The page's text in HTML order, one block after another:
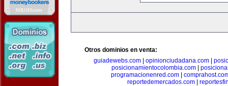
Otros dominios en venta:
guiadewebs.com
opinionciudadana.com
posicionamientocolombia.com|
programacionenred.com
reportedemercados.com|